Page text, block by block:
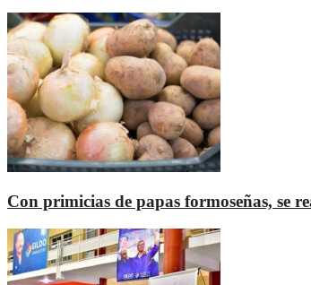
Con primicias de papas formoseñas, se